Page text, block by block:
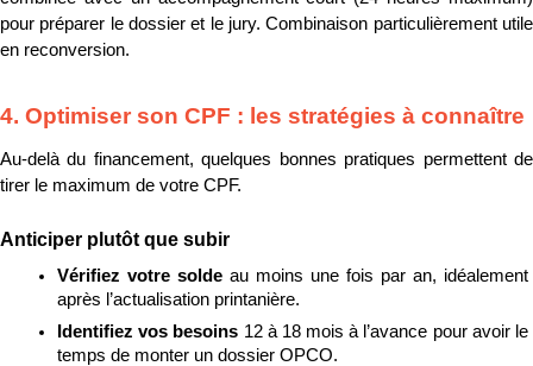
pour préparer le dossier et le jury. Combinaison particulièrement utile
en reconversion.
4. Optimiser son CPF : les stratégies à connaître
Au-delà du financement, quelques bonnes pratiques permettent de
tirer le maximum de votre CPF.
Anticiper plutôt que subir
Vérifiez votre solde au moins une fois par an, idéalement
après l’actualisation printanière.
Identifiez vos besoins 12 à 18 mois à l’avance pour avoir le
temps de monter un dossier OPCO.